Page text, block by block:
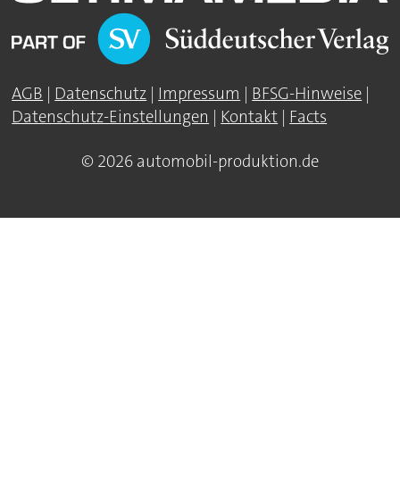
AGB | Datenschutz | Impressum | BFSG-Hinweise |
Datenschutz-Einstellungen | Kontakt | Facts
© 2026 automobil-produktion.de